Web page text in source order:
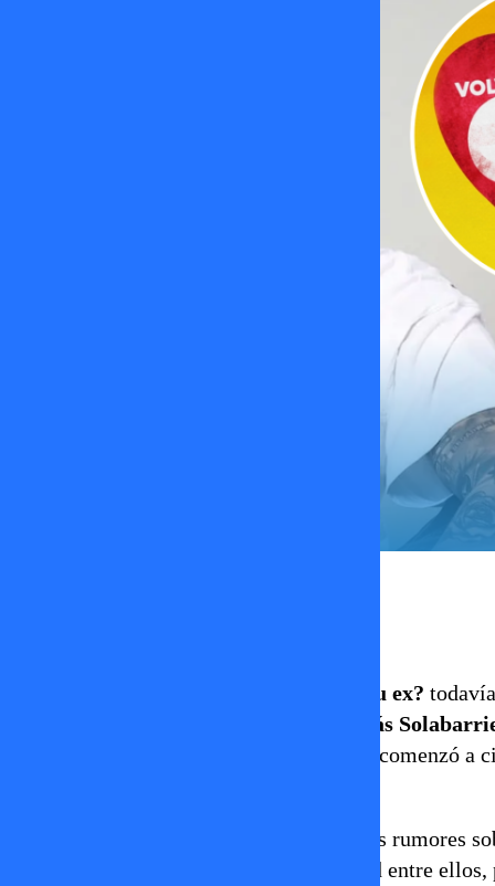
¿Volverías con tu ex?
Nicolás
reality de Mega. El registro rápidamente comenzó a
En el video, Nicolás intentó aclarar varios rumores
aseguró que nunca existió una infidelidad entre